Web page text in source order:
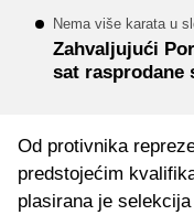
Nema više karata u
Zahvaljujući
sat rasprodane
Od protivnika
predstojećim
plasirana je